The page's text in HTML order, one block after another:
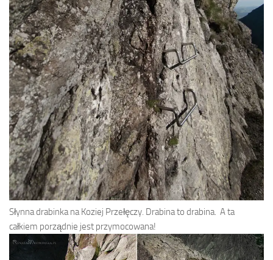
Słynna drabinka na Koziej Przełęczy. Drabina to drabina. A ta
całkiem porządnie jest przymocowana!